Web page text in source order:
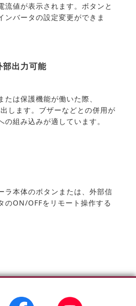
流値が表示されます。ボタンと
ンバータの設定変更ができま
部出力可能
たは保護機能が働いた際、
します。ブザーなどとの併用が
の組み込みが適しています。
ラ本体のボタンまたは、外部信
のON/OFFをリモート操作する